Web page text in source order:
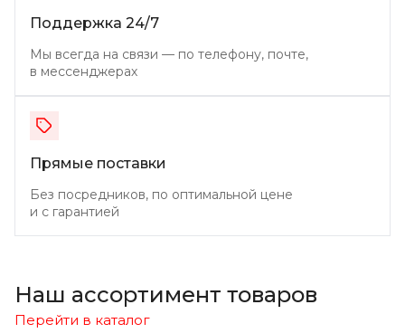
Поддержка 24/7
Мы всегда на связи — по телефону, почте,
в мессенджерах
Прямые поставки
Без посредников, по оптимальной цене
и с гарантией
Наш ассортимент товаров
Перейти в каталог